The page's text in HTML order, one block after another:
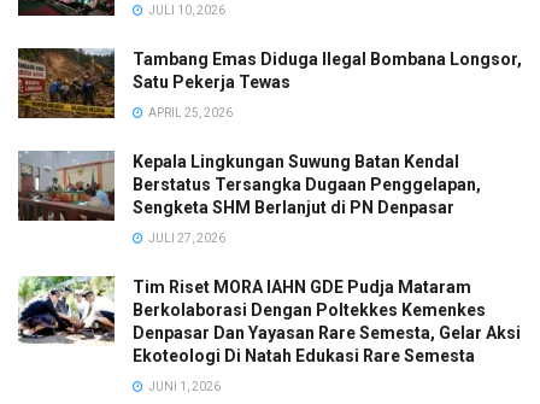
JULI 10, 2026
Tambang Emas Diduga Ilegal Bombana Longsor,
Satu Pekerja Tewas
APRIL 25, 2026
Kepala Lingkungan Suwung Batan Kendal
Berstatus Tersangka Dugaan Penggelapan,
Sengketa SHM Berlanjut di PN Denpasar
JULI 27, 2026
Tim Riset MORA IAHN GDE Pudja Mataram
Berkolaborasi Dengan Poltekkes Kemenkes
Denpasar Dan Yayasan Rare Semesta, Gelar Aksi
Ekoteologi Di Natah Edukasi Rare Semesta
JUNI 1, 2026